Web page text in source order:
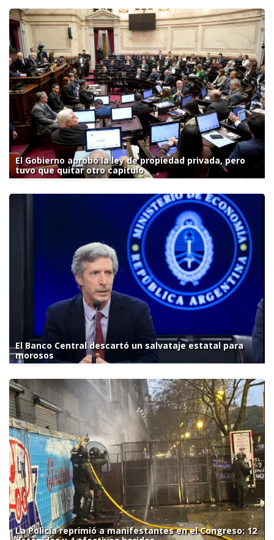
El Gobierno aprobó la ley de propiedad privada, pero
tuvo que quitar otro capítulo
El Banco Central descartó un salvataje estatal para
morosos
La Policía reprimió a manifestantes en el Congreso: 12